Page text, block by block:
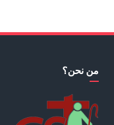
من نحن؟